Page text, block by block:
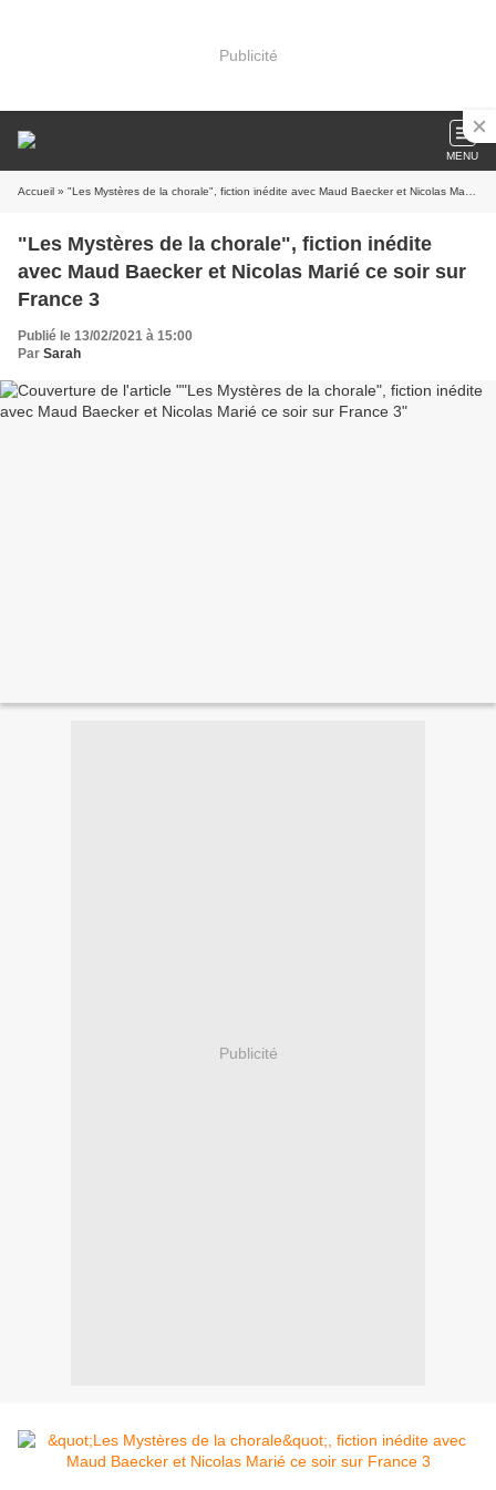
Publicité
MENU
Accueil » "Les Mystères de la chorale", fiction inédite avec Maud Baecker et Nicolas Marié ce soir sur France 3
"Les Mystères de la chorale", fiction inédite
avec Maud Baecker et Nicolas Marié ce soir sur
France 3
Publié le 13/02/2021 à 15:00
Par Sarah
Publicité